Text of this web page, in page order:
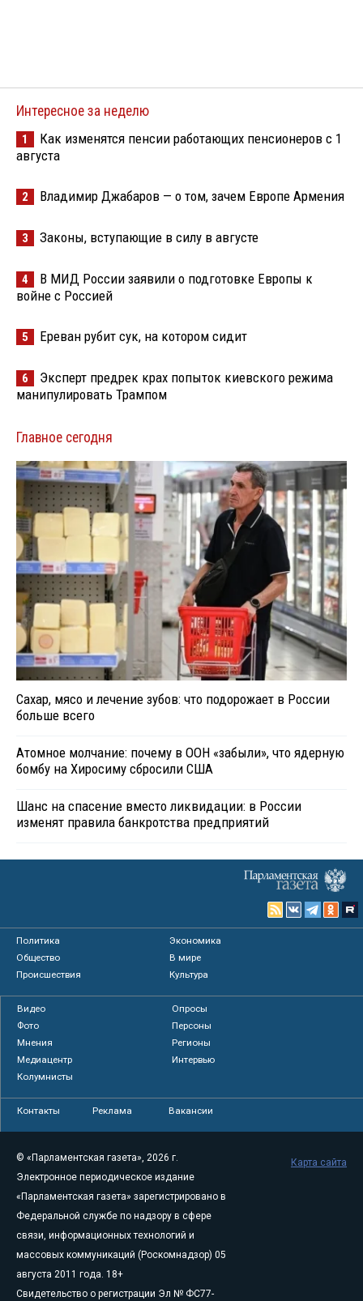
Интересное за неделю
1
Как изменятся пенсии работающих пенсионеров с 1
августа
2 Владимир Джабаров — о том, зачем Европе Армения
3 Законы, вступающие в силу в августе
4
В МИД России заявили о подготовке Европы к
войне с Россией
5 Ереван рубит сук, на котором сидит
6
Эксперт предрек крах попыток киевского режима
манипулировать Трампом
Главное сегодня
Сахар, мясо и лечение зубов: что подорожает в России
больше всего
Атомное молчание: почему в ООН «забыли», что ядерную
бомбу на Хиросиму сбросили США
Шанс на спасение вместо ликвидации: в России
изменят правила банкротства предприятий
Политика
Экономика
Общество
В мире
Происшествия
Культура
Видео
Опросы
Фото
Персоны
Мнения
Регионы
Медиацентр
Интервью
Колумнисты
Контакты Реклама Вакансии
© «Парламентская газета», 2026 г.
Электронное периодическое издание
«Парламентская газета» зарегистрировано в
Федеральной службе по надзору в сфере
связи, информационных технологий и
массовых коммуникаций (Роскомнадзор) 05
августа 2011 года. 18+
Свидетельство о регистрации Эл № ФС77-
Карта сайта